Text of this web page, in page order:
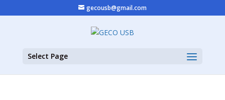
gecousb@gmail.com
Select Page